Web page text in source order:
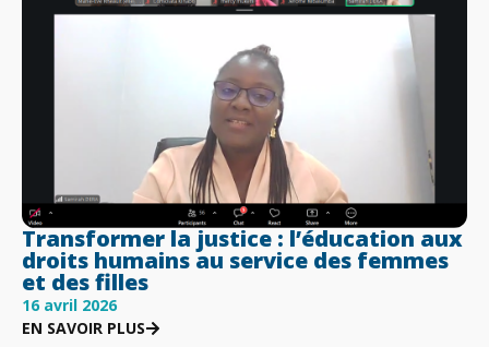
Transformer la justice : l’éducation aux
droits humains au service des femmes
et des filles
16 avril 2026
EN SAVOIR PLUS